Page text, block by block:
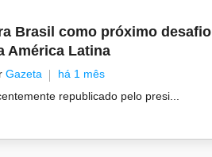
Brasil como próximo desafio
América Latina
Gazeta
há 1 mês
republicado pelo presi...